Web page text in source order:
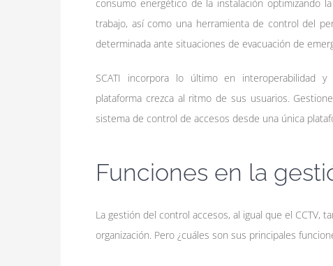
consumo energético de la instalación optimizando
trabajo, así como una herramienta de control del
determinada ante situaciones de evacuación de
SCATI incorpora lo último en interoperabilidad y
plataforma crezca al ritmo de sus usuarios.
sistema de control de accesos desde una única
Funciones en la
La gestión del control accesos, al igual que el
organización. Pero ¿cuáles son sus principales